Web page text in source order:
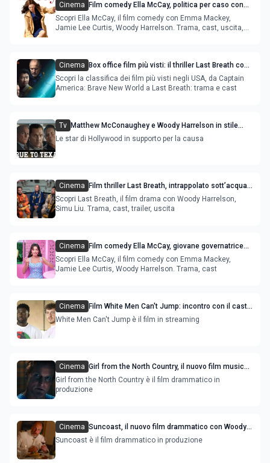
Cinema
Film comedy Ella McCay, politica per caso con
Emma Mackey e Jamie Lee Curtis
Scopri Ella McCay, il film comedy con Emma Mackey,
Jamie Lee Curtis, Woody Harrelson. Trama, cast, uscita,
Cinema
Box office film più visti: il thriller Last Breath con
Woody Harrelson è la novità
Scopri la classifica dei film più visti negli USA, da Captain
America: Brave New World a Last Breath: trama e cast
Tv Matthew McConaughey e Woody Harrelson in stile
True Detective per lo spot True to Texas
Le star di Hollywood in supporto per la causa
Cinema
Film thriller Last Breath, intrappolato sott’acqua
con Woody Harrelson e Simu Liu
Scopri Last Breath, il film drama con Woody Harrelson,
Simu Liu. Trama, cast, trailer, uscita
Cinema
Film comedy Ella McCay, giovane governatrice
con Emma Mackey e Jamie Lee Curtis
Scopri Ella McCay, il film comedy con Emma Mackey,
Jamie Lee Curtis, Woody Harrelson. Trama, cast
Cinema
Film White Men Can't Jump: incontro con il cast,
Sinqua Walls e Jack Harlow
White Men Can't Jump è il film in streaming
Cinema Girl from the North Country, il nuovo film musical
con Woody Harrelson e Olivia Colman
Girl from the North Country è il film drammatico in
produzione
Cinema Suncoast, il nuovo film drammatico con Woody
Harrelson e Laura Linney
Suncoast è il film drammatico in produzione